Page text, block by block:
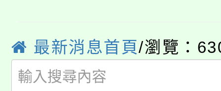
局官網。
8月14至27日，桃園電
開!
115年桃園市運動會8/
桃園市低收入戶享有免
最新消息首頁/瀏覽：